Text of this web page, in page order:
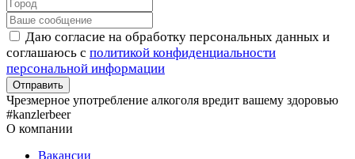
Даю согласие на обработку персональных данных и
соглашаюсь с политикой конфиденциальности
персональной информации
Чрезмерное употребление алкоголя вредит вашему здоровью
#kanzlerbeer
О компании
Вакансии